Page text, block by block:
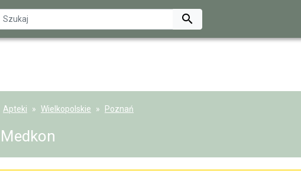

Apteki Wielkopolskie Poznań
Medkon